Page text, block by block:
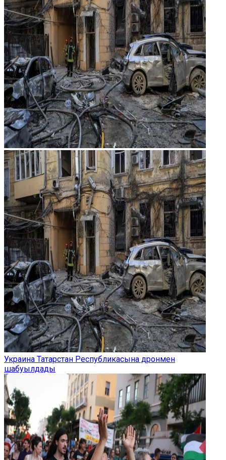
Украина Татарстан Республикасына дронмен
шабуылдады